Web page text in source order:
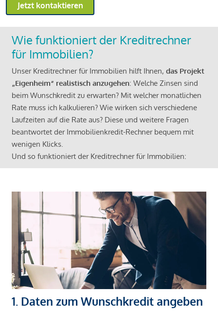
Jetzt kontaktieren
Wie funktioniert der Kreditrechner
für Immobilien?
Unser Kreditrechner für Immobilien hilft Ihnen, das Projekt
„Eigenheim“ realistisch anzugehen: Welche Zinsen sind
beim Wunschkredit zu erwarten? Mit welcher monatlichen
Rate muss ich kalkulieren? Wie wirken sich verschiedene
Laufzeiten auf die Rate aus? Diese und weitere Fragen
beantwortet der Immobilienkredit-Rechner bequem mit
wenigen Klicks.
Und so funktioniert der Kreditrechner für Immobilien:
1. Daten zum Wunschkredit angeben